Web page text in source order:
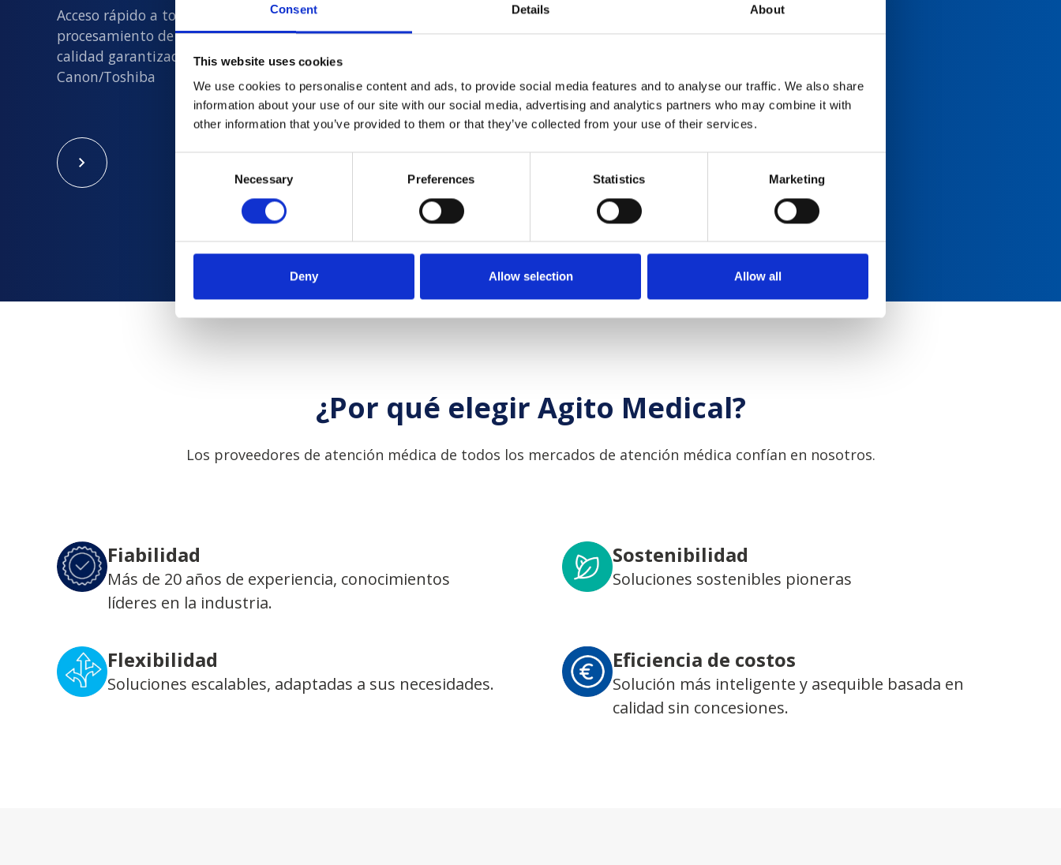
Consent Details About
This website uses cookies
We use cookies to personalise content and ads, to provide social media features and to analyse our traffic. We also share
information about your use of our site with our social media, advertising and analytics partners who may combine it with
other information that you’ve provided to them or that they’ve collected from your use of their services.
Necessary Preferences Statistics Marketing
Deny Allow selection Allow all
Acceso rápido a todas las piezas de
procesamiento de imágenes usadas nuevas y de
calidad garantizada en Philips, Siemens, GE y
Canon/Toshiba
¿Por qué elegir Agito Medical?
Los proveedores de atención médica de todos los mercados de atención médica confían en nosotros.
Fiabilidad
Más de 20 años de experiencia, conocimientos
líderes en la industria.
Sostenibilidad
Soluciones sostenibles pioneras
Flexibilidad
Soluciones escalables, adaptadas a sus necesidades.
Eficiencia de costos
Solución más inteligente y asequible basada en
calidad sin concesiones.